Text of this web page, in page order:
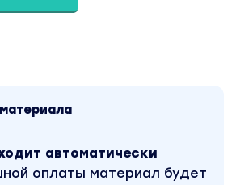
в лучшем качестве без
платформы и качества записи
материалы автора «Юлия
сайту.
автоматически
оплаты материал будет